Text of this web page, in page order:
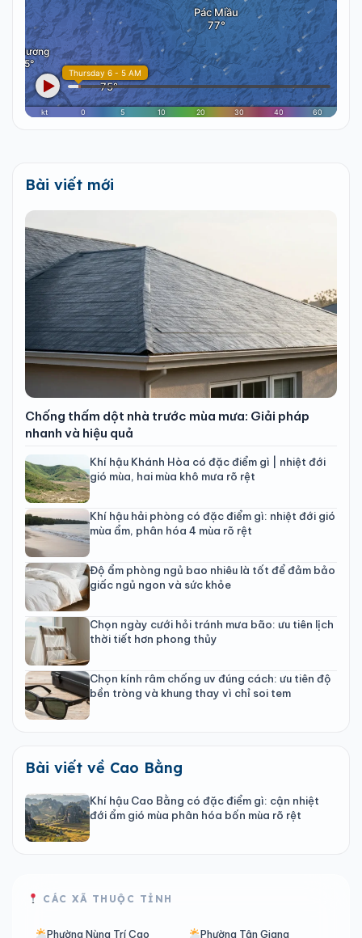
Bài viết mới
Chống thấm dột nhà trước mùa mưa: Giải pháp
nhanh và hiệu quả
Khí hậu Khánh Hòa có đặc điểm gì | nhiệt đới
gió mùa, hai mùa khô mưa rõ rệt
Khí hậu hải phòng có đặc điểm gì: nhiệt đới gió
mùa ẩm, phân hóa 4 mùa rõ rệt
Độ ẩm phòng ngủ bao nhiêu là tốt để đảm bảo
giấc ngủ ngon và sức khỏe
Chọn ngày cưới hỏi tránh mưa bão: ưu tiên lịch
thời tiết hơn phong thủy
Chọn kính râm chống uv đúng cách: ưu tiên độ
bền tròng và khung thay vì chỉ soi tem
Bài viết về Cao Bằng
Khí hậu Cao Bằng có đặc điểm gì: cận nhiệt
đới ẩm gió mùa phân hóa bốn mùa rõ rệt
CÁC XÃ THUỘC TỈNH
Phường Nùng Trí Cao Phường Tân Giang